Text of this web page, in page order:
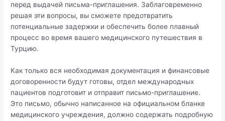
перед выдачей письма-приглашения. Заблаговременно
решая эти вопросы, вы сможете предотвратить
потенциальные задержки и обеспечить более плавный
процесс во время вашего медицинского путешествия в
Турцию.
Как только вся необходимая документация и финансовые
договоренности будут готовы, отдел международных
пациентов подготовит и отправит письмо-приглашение.
Это письмо, обычно написанное на официальном бланке
медицинского учреждения, должно содержать подробную